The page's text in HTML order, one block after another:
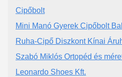
Cipőbolt
Mini Manó Gyerek Cipőbolt
Ruha-Cipő Diszkont Kínai
Szabó Miklós Ortopéd és
Leonardo Shoes Kft.